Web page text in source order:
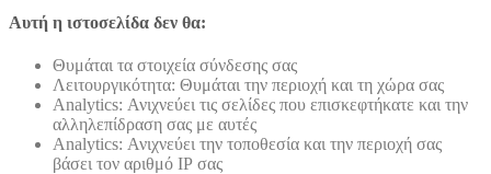
Αυτή η ιστοσελίδα δεν θα:
Θυμάται τα στοιχεία σύνδεσης σας
Λειτουργικότητα: Θυμάται την περιοχή και τη χώρα σας
Analytics: Ανιχνεύει τις σελίδες που επισκεφτήκατε και την
αλληλεπίδραση σας με αυτές
Analytics: Ανιχνεύει την τοποθεσία και την περιοχή σας
βάσει τον αριθμό ΙΡ σας